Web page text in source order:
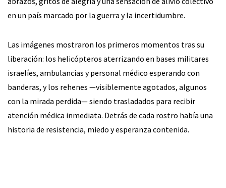
en un país marcado por la guerra y la incertidumbre.
Las imágenes mostraron los primeros momentos tras su
liberación: los helicópteros aterrizando en bases militares
israelíes, ambulancias y personal médico esperando con
banderas, y los rehenes —visiblemente agotados, algunos
con la mirada perdida— siendo trasladados para recibir
atención médica inmediata. Detrás de cada rostro había una
historia de resistencia, miedo y esperanza contenida.